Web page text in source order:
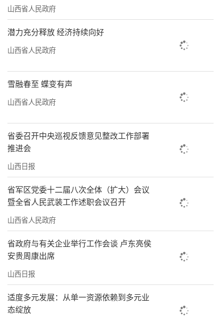
山西省人民政府
潜力充分释放 经济持续向好
山西省人民政府
雪融春至 蝶变有声
山西省人民政府
省委召开中央巡视反馈意见整改工作部署
推进会
山西日报
省军区党委十二届八次全体（扩大）会议
暨全省人民武装工作述职会议召开
山西省人民政府
省政府与有关企业举行工作会谈 卢东亮侯
安贵周康出席
山西日报
适度多元发展：从单一资源依赖到多元业
态绽放